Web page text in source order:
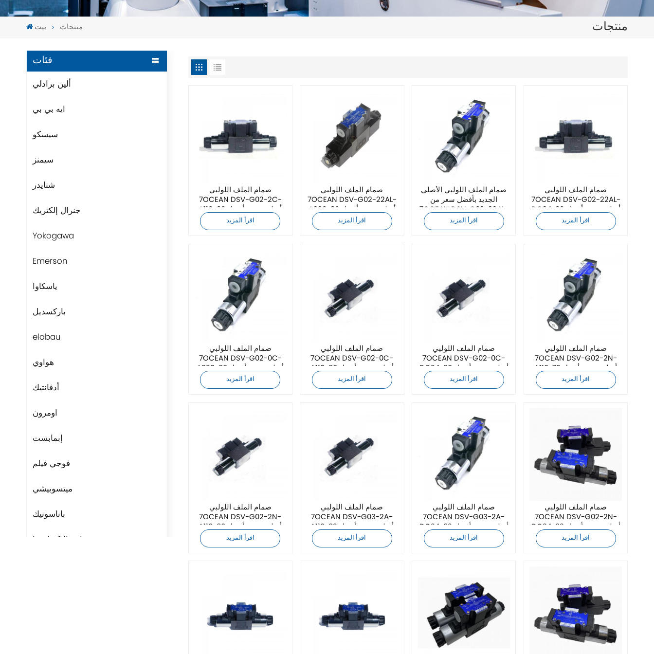
한국의
بيت منتجات منتجات
فئات
ألين برادلي
ايه بي بي
سيسكو
سيمنز
شنايدر
جنرال إلكتريك
Yokogawa
Emerson
ياسكاوا
باركسديل
elobau
هواوي
أدفانتيك
اومرون
إبمابست
فوجي فيلم
ميتسوبيشي
باناسونيك
مراوح التكنولوجيا
صمام الملف اللولبي
7OCEAN DSV-G02-2C-
A110-90 أصلي جديد بأفضل
سعر
اقرأ المزيد
صمام الملف اللولبي
7OCEAN DSV-G02-22AL-
A220-90 أصلي جديد بأفضل
سعر
اقرأ المزيد
صمام الملف اللولبي الأصلي
الجديد بأفضل سعر من
7OCEAN DSV-G02-22AL-
A110-90
اقرأ المزيد
صمام الملف اللولبي
7OCEAN DSV-G02-22AL-
DC24-90 أصلي جديد بأفضل
سعر
اقرأ المزيد
صمام الملف اللولبي
7OCEAN DSV-G02-0C-
A220-90 أصلي جديد بأفضل
سعر
اقرأ المزيد
صمام الملف اللولبي
7OCEAN DSV-G02-0C-
A110-90 أصلي جديد بأفضل
سعر
اقرأ المزيد
صمام الملف اللولبي
7OCEAN DSV-G02-0C-
DC24-90 أصلي جديد بأفضل
سعر
اقرأ المزيد
صمام الملف اللولبي
7OCEAN DSV-G02-2N-
A110-72 أصلي جديد بأفضل
سعر
اقرأ المزيد
صمام الملف اللولبي
7OCEAN DSV-G02-2N-
A110-90 أصلي جديد بأفضل
سعر
اقرأ المزيد
صمام الملف اللولبي
7OCEAN DSV-G03-2A-
A110-82 أصلي جديد بأفضل
سعر
اقرأ المزيد
صمام الملف اللولبي
7OCEAN DSV-G03-2A-
DC24-82 أصلي جديد بأفضل
سعر
اقرأ المزيد
صمام الملف اللولبي
7OCEAN DSV-G02-2N-
DC24-82 أصلي جديد بأفضل
سعر
اقرأ المزيد